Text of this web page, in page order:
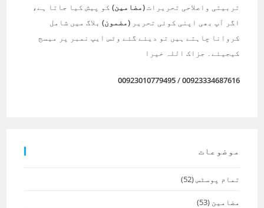
تربیتی واصلاحی تحریرات(مضامین) کو پیش کیا جاتا ہے،
اگر آپ بھی اپنی کوئی تحریر(مضمون) بلاگ میں شامل
کروانا چاہتے ہیں تو دیئے گئے وٹس ایپ نمبر پر میسج
کیجیئے۔ جزاک اللہ خیرا
00923334687616
/
00923010779495
موضوعات
تمام پوسٹس(52)
مضامین (53)